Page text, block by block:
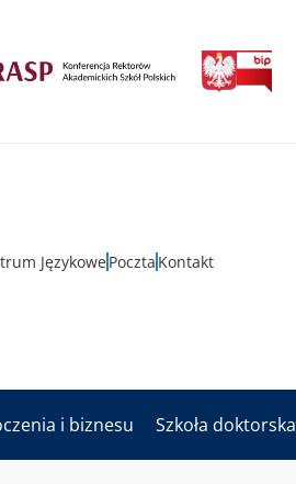
JęzykowePoczta Kontakt
i biznesu Szkoła doktorska